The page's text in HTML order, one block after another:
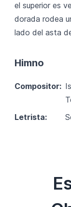
el superior es
dorada rodea
lado del asta
Himno
Compositor:
Letrista: